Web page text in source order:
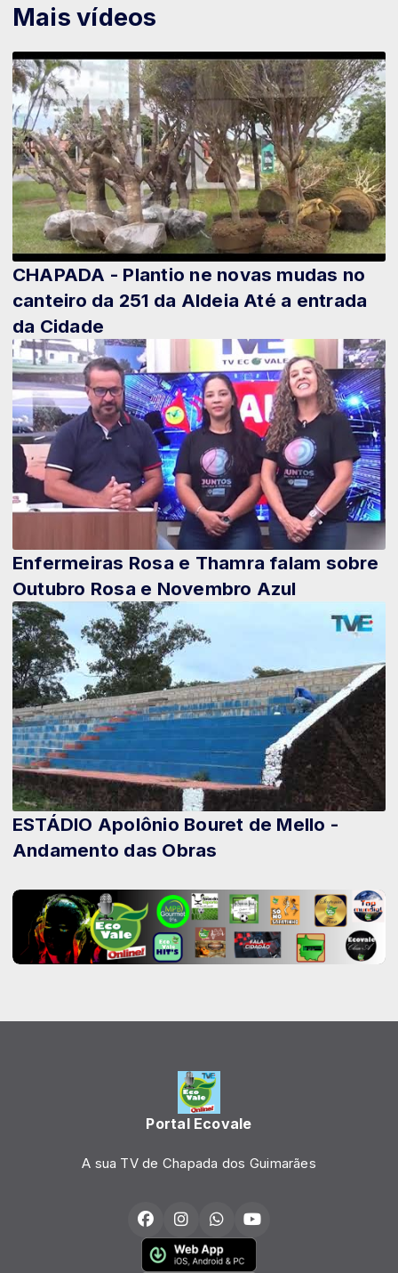
Mais vídeos
CHAPADA - Plantio ne novas mudas no
canteiro da 251 da Aldeia Até a entrada
da Cidade
Enfermeiras Rosa e Thamra falam sobre
Outubro Rosa e Novembro Azul
ESTÁDIO Apolônio Bouret de Mello -
Andamento das Obras
Portal Ecovale
A sua TV de Chapada dos Guimarães